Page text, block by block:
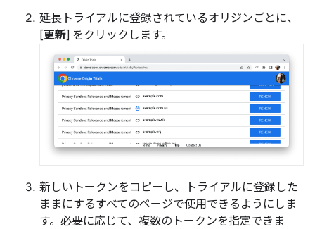
延長トライアルに登録されているオリジンごとに、
[更新] をクリックします。
新しいトークンをコピーし、トライアルに登録した
ままにするすべてのページで使用できるようにしま
す。必要に応じて、複数のトークンを指定できま